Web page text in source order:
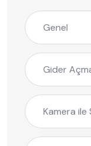
Genel
Gider
Kamera ile